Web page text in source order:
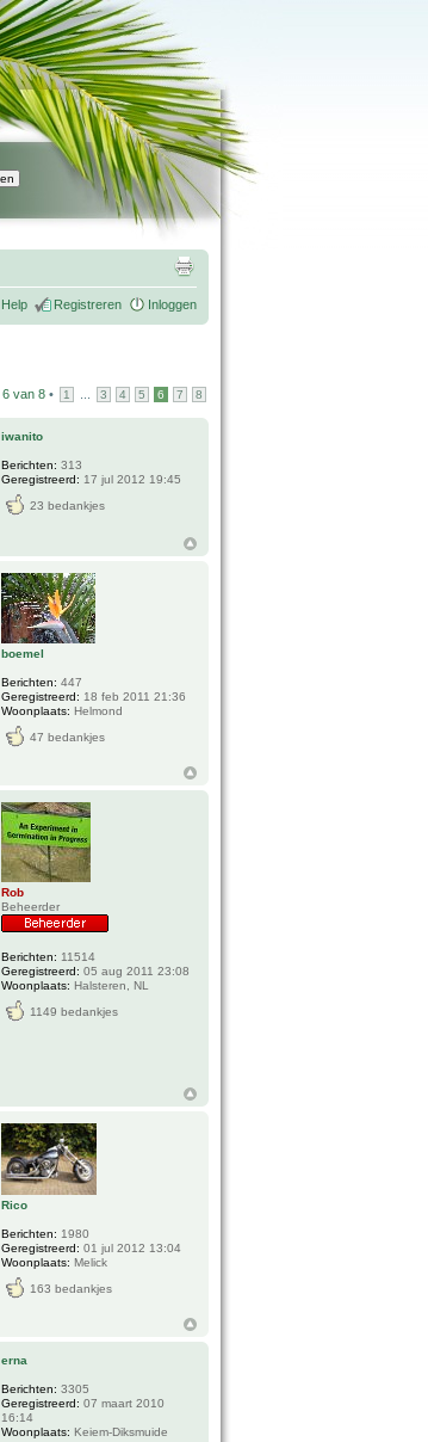
Help Registreren Inloggen
6 van 8 • 1 3 4 5 6 7 8
iwanito
Berichten: 313
Geregistreerd: 17 jul 2012 19:45
23 bedankjes
boemel
Berichten: 447
Geregistreerd: 18 feb 2011 21:36
Woonplaats: Helmond
47 bedankjes
Rob
Beheerder
Berichten: 11514
Geregistreerd: 05 aug 2011 23:08
Woonplaats: Halsteren, NL
1149 bedankjes
Rico
Berichten: 1980
Geregistreerd: 01 jul 2012 13:04
Woonplaats: Melick
163 bedankjes
erna
Berichten: 3305
Geregistreerd: 07 maart 2010
16:14
Woonplaats: Keiem-Diksmuide